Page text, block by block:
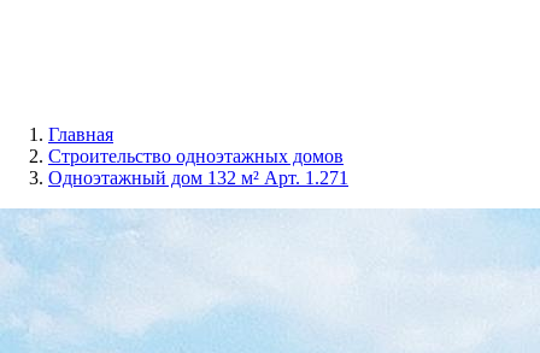
Главная
Строительство одноэтажных домов
Одноэтажный дом 132 м² Арт. 1.271